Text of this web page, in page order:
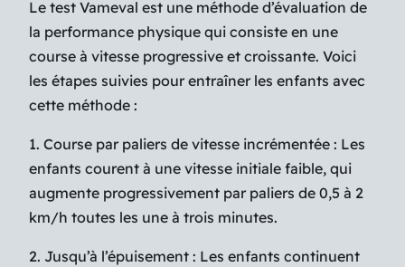
Le test Vameval est une méthode d’évaluation de
la performance physique qui consiste en une
course à vitesse progressive et croissante. Voici
les étapes suivies pour entraîner les enfants avec
cette méthode :
1. Course par paliers de vitesse incrémentée : Les
enfants courent à une vitesse initiale faible, qui
augmente progressivement par paliers de 0,5 à 2
km/h toutes les une à trois minutes.
2. Jusqu’à l’épuisement : Les enfants continuent